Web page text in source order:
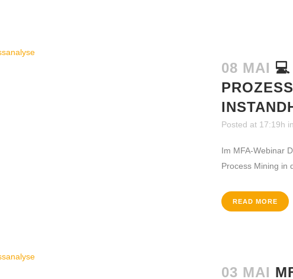
08 MAI
Posted at 17:19h in
Im MFA-Webinar
Process Mining in
READ MORE
03 MAI